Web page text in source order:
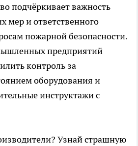
подчёркивает важность
мер и ответственного
пожарной безопасности.
предприятий
контроль за
оборудования и
инструктажи с
Узнай страшную